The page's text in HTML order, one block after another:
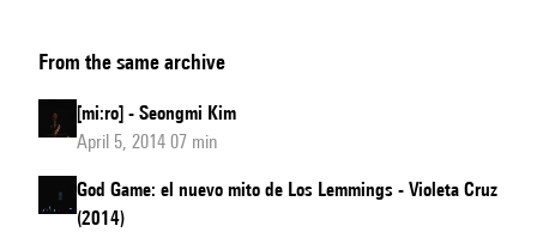
Morta
From the same archive
[mi:ro] - Seongmi Kim
April 5, 2014 07 min
God Game: el nuevo mito de Los Lemmings - Violeta Cruz
(2014)